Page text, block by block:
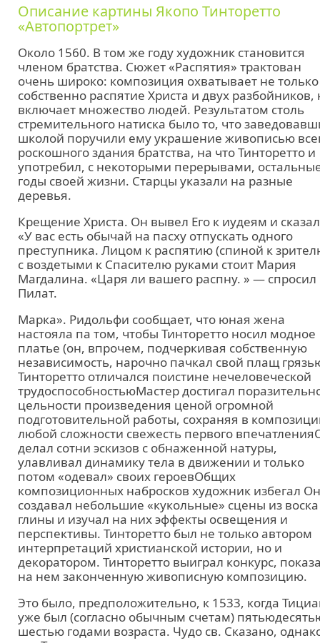
Описание картины Якопо Тинторетто
«Автопортрет»
Около 1560. В том же году художник становится
членом братства. Сюжет «Распятия» трактован
очень широко: композиция охватывает не только
собственно распятие Христа и двух разбойников,
включает множество людей. Результатом столь
стремительного натиска было то, что
школой поручили ему украшение живописью
роскошного здания братства, на что Тинторетто и
употребил, с некоторыми перерывами,
годы своей жизни. Старцы указали на разные
деревья.
Крещение Христа. Он вывел Его к иудеям и
«У вас есть обычай на пасху отпускать одного
преступника. Лицом к распятию (спиной к
с воздетыми к Спасителю руками стоит Мария
Магдалина. «Царя ли вашего распну. » — спросил
Пилат.
Марка». Ридольфи сообщает, что юная жена
настояла па том, чтобы Тинторетто носил модное
платье (он, впрочем, подчеркивая собственную
независимость, нарочно пачкал свой плащ
Тинторетто отличался поистине нечеловеческой
трудоспособностьюМастер достигал
цельности произведения ценой огромной
подготовительной работы, сохраняя в
любой сложности свежесть первого
делал сотни эскизов с обнаженной натуры,
улавливал динамику тела в движении и только
потом «одевал» своих героевОбщих
композиционных набросков художник избегал Он
создавал небольшие «кукольные» сцены из
глины и изучал на них эффекты освещения и
перспективы. Тинторетто был не только автором
интерпретаций христианской истории, но и
декоратором. Тинторетто выиграл конкурс,
на нем законченную живописную композицию.
Это было, предположительно, к 1533, когда
уже был (согласно обычным счетам)
шестью годами возраста. Чудо св. Сказано,